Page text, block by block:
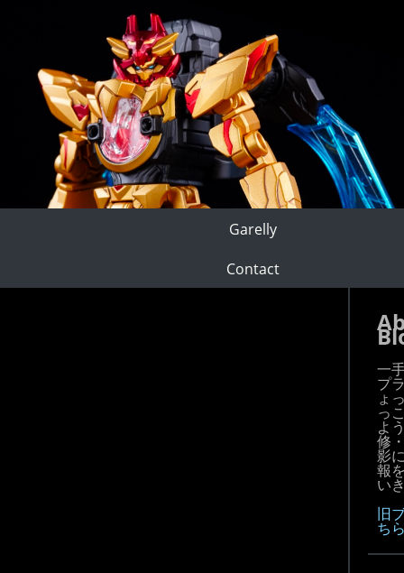
Garelly
Contact
一
プ
ょ
っ
よ
修
影
報
い
旧
ち